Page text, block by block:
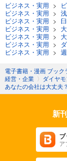
ビジネス・実用 >
ビジネス・実用 >
ビジネス・実用 >
ビジネス・実用 >
ビジネス・実用 >
ビジネス・実用 >
ビジネス・実用 >
電子書籍・漫画 ブック
経営・企業 〉 ダイヤ
あなたの会社は大丈夫
新
ア